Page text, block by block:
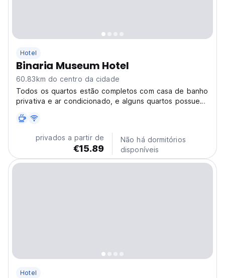
Hotel
Binaria Museum Hotel
60.83km do centro da cidade
Todos os quartos estão completos com casa de banho
privativa e ar condicionado, e alguns quartos possuem
quartos incluem roupa de cama e toalhas.
privados a partir de
€15.89
Não há dormitórios
disponíveis
Hotel